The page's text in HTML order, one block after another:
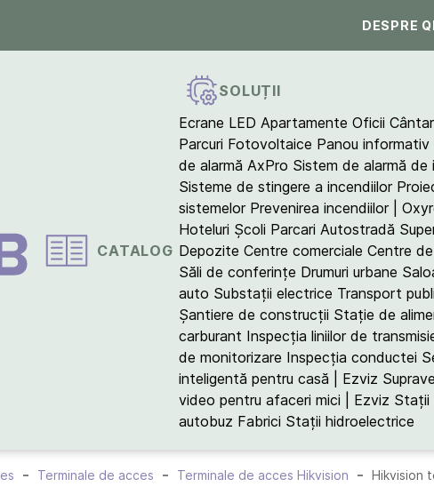
DESPRE
CATALOG
SOLUȚII
Ecrane LED Apartamente Oficii
Parcuri Fotovoltaice Panou informativ
de alarmă AxPro Sistem de alarmă de
Sisteme de stingere a incendiilor
sistemelor Prevenirea incendiilor |
Hoteluri Școli Parcari Autostradă
Depozite Centre comerciale Centre
Săli de conferințe Drumuri urbane
auto Substații electrice Transport
Șantiere de construcții Stație de
carburant Inspecția liniilor de
de monitorizare Inspecția conductei
inteligentă pentru casă | Ezviz
video pentru afaceri mici | Ezviz Stații
autobuz Fabrici Stații hidroelectrice
Terminale de acces Terminale de acces Hikvision Hikvision